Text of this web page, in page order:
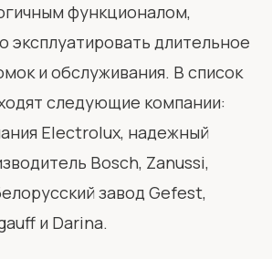
функционалом,
длительное
и обслуживания. В список
следующие компании:
Electrolux, надежный
Bosch, Zanussi,
завод Gefest,
и Darina.